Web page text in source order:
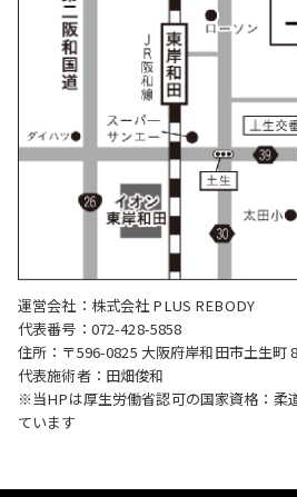
運営会社：株式会社 PLUS REBODY
代表番号：072-428-5858
住所：〒596-0825 大阪府岸和田市土生町
代表施術者：田畑俊和
※当HPは厚生労働省認可の国家資格：柔
ています